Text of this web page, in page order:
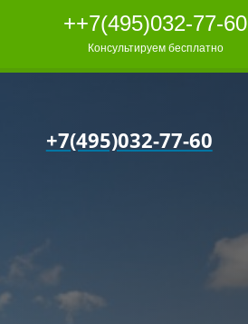
++7(495)032-77-60
Консультируем бесплатно
+7(495)032-77-60